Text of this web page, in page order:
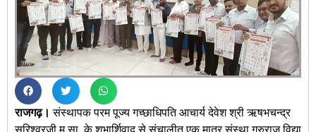
राजगढ़।संस्थापक परम पूज्य गच्छाधिपति आचार्य देवेश श्री ऋषभचन्द्र